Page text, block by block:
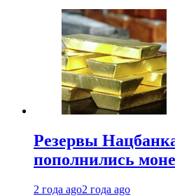
Резервы
пополнились
2 года ago2 года ago